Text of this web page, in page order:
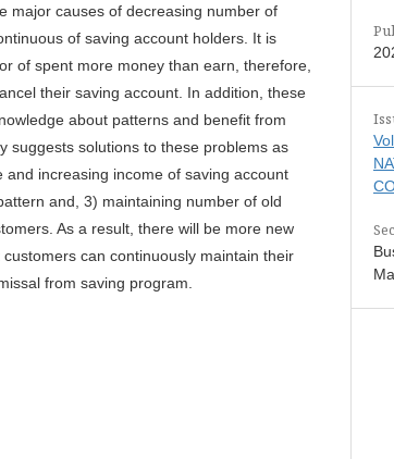
major causes of decreasing number of
of saving account holders. It is
of spent more money than earn, therefore,
their saving account. In addition, these
about patterns and benefit from
suggests solutions to these problems as
increasing income of saving account
and, 3) maintaining number of old
As a result, there will be more new
can continuously maintain their
from saving program.